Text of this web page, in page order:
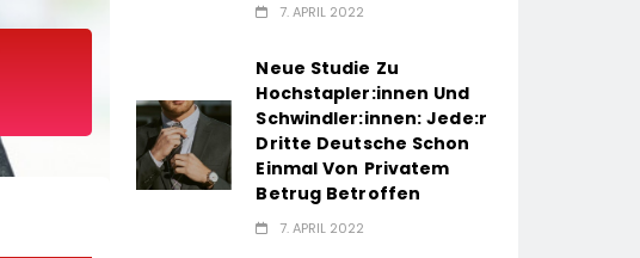
7. APRIL 2022
Neue Studie Zu
Hochstapler:innen Und
Schwindler:innen: Jede:r
Dritte Deutsche Schon
Einmal Von Privatem
Betrug Betroffen
7. APRIL 2022